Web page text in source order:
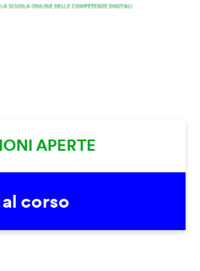
APERTE
corso